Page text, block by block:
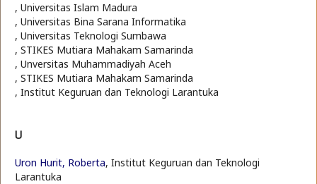
, Universitas Islam Madura
, Universitas Bina Sarana Informatika
, Universitas Teknologi Sumbawa
, STIKES Mutiara Mahakam Samarinda
, Unversitas Muhammadiyah Aceh
, STIKES Mutiara Mahakam Samarinda
, Institut Keguruan dan Teknologi Larantuka
U
Uron Hurit, Roberta, Institut Keguruan dan Teknologi
Larantuka